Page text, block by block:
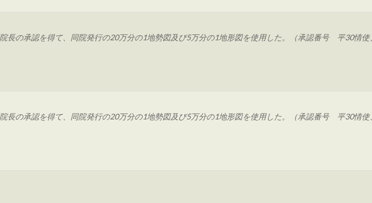
長の承認を得て、同院発行の20万分の1地勢図及び5万分の1地形図を使用した。（承認番号 平30情使
長の承認を得て、同院発行の20万分の1地勢図及び5万分の1地形図を使用した。（承認番号 平30情使